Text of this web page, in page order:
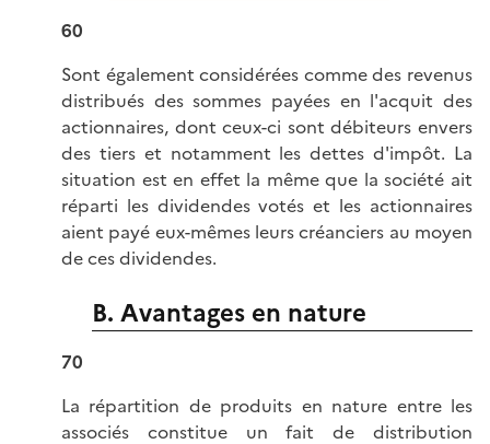
60
Sont également considérées comme des revenus
distribués des sommes payées en l'acquit des
actionnaires, dont ceux-ci sont débiteurs envers
des tiers et notamment les dettes d'impôt. La
situation est en effet la même que la société ait
réparti les dividendes votés et les actionnaires
aient payé eux-mêmes leurs créanciers au moyen
de ces dividendes.
B. Avantages en nature
70
La répartition de produits en nature entre les
associés constitue un fait de distribution